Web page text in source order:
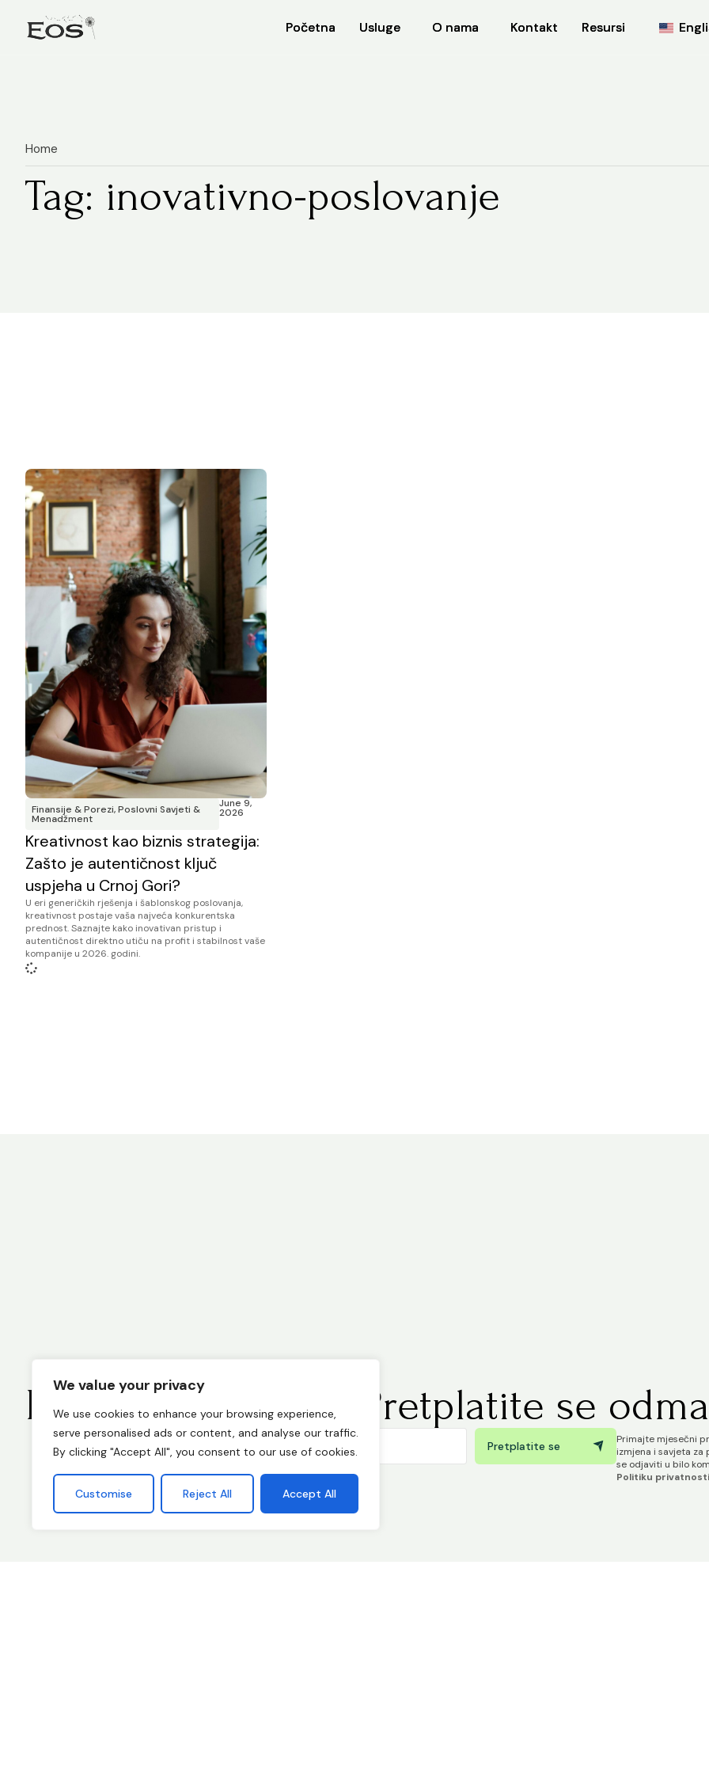
We value your privacy
We use cookies to enhance your browsing experience,
serve personalised ads or content, and analyse our traffic.
By clicking "Accept All", you consent to our use of cookies.
Customise Reject All Accept All
Početna Usluge O nama Kontakt Resursi
Početna Usluge O nama Kontakt Resursi
Home
Tag: inovativno-poslovanje
Finansije & Porezi,Poslovni Savjeti &
Menadžment
June 9,
2026
Kreativnost kao biznis strategija:
Zašto je autentičnost ključ
uspjeha u Crnoj Gori?
U eri generičkih rješenja i šablonskog poslovanja,
kreativnost postaje vaša najveća konkurentska
prednost. Saznajte kako inovativan pristup i
autentičnost direktno utiču na profit i stabilnost vaše
kompanije u 2026. godini.
Budite informisani. Pretplatite se
Pretplatite se
Primajte mjesečni
izmjena i savjeta za
se odjaviti u bilo
Politiku privatnosti